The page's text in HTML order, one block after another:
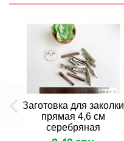
Заготовка для заколки
прямая 4,6 см
серебряная